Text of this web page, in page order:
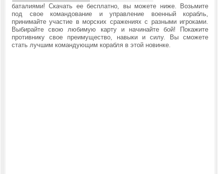
баталиями! Скачать ее бесплатно, вы можете ниже. Возьмите
под свое командование и управление военный корабль,
принимайте участие в морских сражениях с разными игроками.
Выбирайте свою любимую карту и начинайте бой! Покажите
противнику свое преимущество, навыки и силу. Вы сможете
стать лучшим командующим корабля в этой новинке.